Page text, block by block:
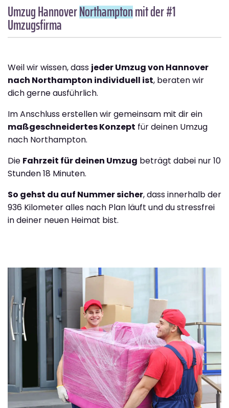
Umzug HannoverNorthamptonmit der #1
Umzugsfirma
Weil wir wissen, dass jeder Umzug von Hannover
nach Northampton individuell ist, beraten wir
dich gerne ausführlich.
Im Anschluss erstellen wir gemeinsam mit dir ein
maßgeschneidertes Konzept für deinen Umzug
nach Northampton.
Die Fahrzeit für deinen Umzug beträgt dabei nur 10
Stunden 18 Minuten.
So gehst du auf Nummer sicher, dass innerhalb der
936 Kilometer alles nach Plan läuft und du stressfrei
in deiner neuen Heimat bist.